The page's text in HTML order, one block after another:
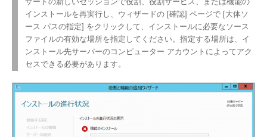
ザードの新しいセッションで役割、役割サービス、または機能の
インストールを再実行し、ウィザードの [確認] ページで [大体ソ
ース パスの指定] をクリックして、インストールに必要なソース
ファイルの有効な場所を指定してください。指定する場所は、イ
ンストール先サーバーのコンピューター アカウントによってアク
セスできる必要があります。